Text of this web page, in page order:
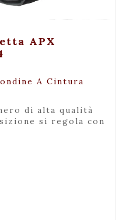
APX
A Cintura
si regola con